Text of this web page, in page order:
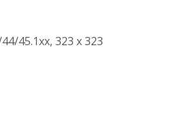
45.1xx, 323 х 323